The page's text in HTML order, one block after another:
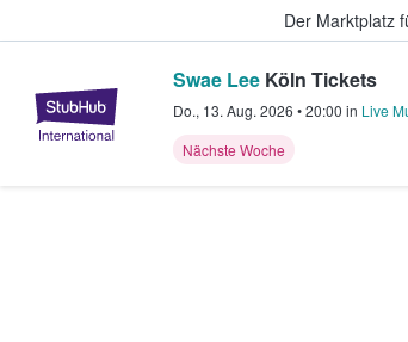
Der Marktplatz
StubHub - Wo Fans
Swae Lee Köln Tickets
Do., 13. Aug. 2026 •20:00 in Live
Nächste Woche